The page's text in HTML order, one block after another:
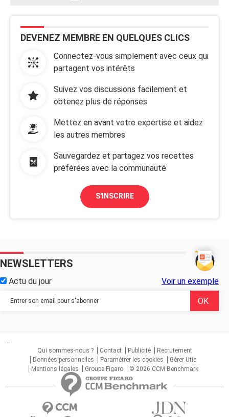
DEVENEZ MEMBRE EN QUELQUES CLICS
Connectez-vous simplement avec ceux qui
partagent vos intérêts
Suivez vos discussions facilement et
obtenez plus de réponses
Mettez en avant votre expertise et aidez
les autres membres
Sauvegardez et partagez vos recettes
préférées avec la communauté
S'INSCRIRE
NEWSLETTERS
Actu du jour Voir un exemple
...
Qui sommes-nous ?
Contact Publicité
Recrutement
Données personnelles
Paramétrer les cookies
Gérer Utiq
Mentions légales
Groupe Figaro © 2026 CCM Benchmark